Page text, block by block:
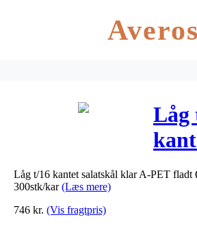
Averos
Låg
Låg t/16 kantet salatskål klar A-PET
300stk/kar(Læs mere)
746 kr. (Vis fragtpris)